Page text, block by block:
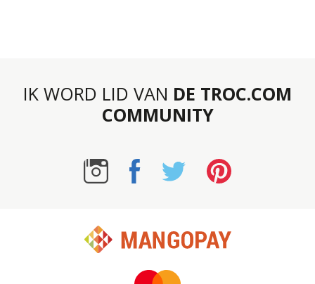
IK WORD LID VAN DE TROC.COM
COMMUNITY